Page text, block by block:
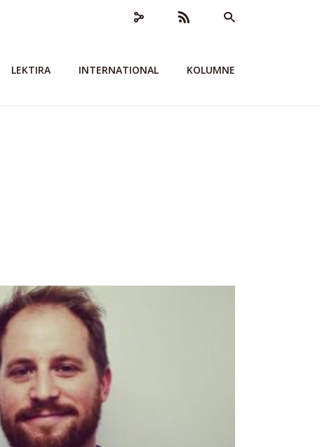
LEKTIRA INTERNATIONAL KOLUMNE